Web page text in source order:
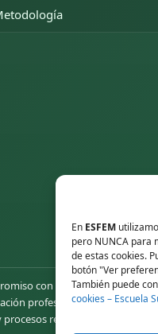
En ESFEM
pero NUNCA para
de estas cookies.
botón "Ver
También puede
cookies – Escuela
con la transparencia y la
profesional: información
procesos responsables.